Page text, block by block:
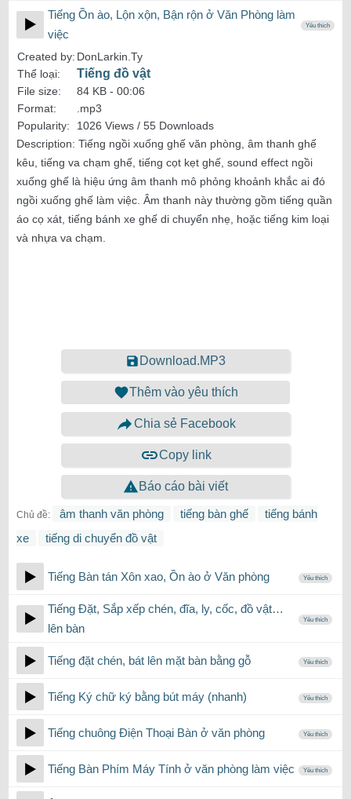
Tiếng Ồn ào, Lộn xộn, Bận rộn ở Văn Phòng làm
việc
Yêu thích
Created by: DonLarkin.Ty
Thể loại:
Tiếng đồ vật
File size: 84 KB - 00:06
Format:
.mp3
Popularity:
1026 Views / 55 Downloads
Description: Tiếng ngồi xuống ghế văn phòng, âm thanh ghế
kêu, tiếng va chạm ghế, tiếng cọt kẹt ghế, sound effect ngồi
xuống ghế là hiệu ứng âm thanh mô phỏng khoảnh khắc ai đó
ngồi xuống ghế làm việc. Âm thanh này thường gồm tiếng quần
áo cọ xát, tiếng bánh xe ghế di chuyển nhẹ, hoặc tiếng kim loại
và nhựa va chạm.
Download.MP3
Thêm vào yêu thích
Chia sẻ Facebook
Copy link
Báo cáo bài viết
Chủ đề: âm thanh văn phòng tiếng bàn ghế
tiếng bánh
xe
tiếng di chuyển đồ vật
Tiếng Bàn tán Xôn xao, Ồn ào ở Văn phòng Yêu thích
Tiếng Đặt, Sắp xếp chén, đĩa, ly, cốc, đồ vật…
lên bàn
Yêu thích
Tiếng đặt chén, bát lên mặt bàn bằng gỗ Yêu thích
Tiếng Ký chữ ký bằng bút máy (nhanh) Yêu thích
Tiếng chuông Điện Thoại Bàn ở văn phòng Yêu thích
Tiếng Bàn Phím Máy Tính ở văn phòng làm việc Yêu thích